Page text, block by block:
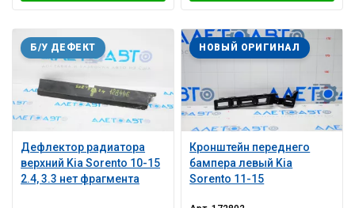
Дефлектор радиатора
верхний Kia Sorento 10-15
2.4, 3.3 нет фрагмента
Б/У ДЕФЕКТ
Кронштейн переднего
бампера левый Kia
Sorento 11-15
НОВЫЙ ОРИГИНАЛ